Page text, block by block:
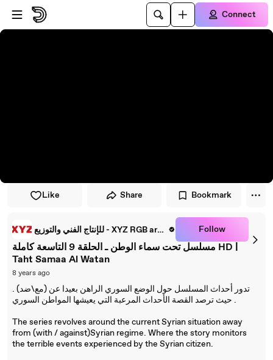
Skip to player
Skip to main content
Connect
Like Share Bookmark
للإنتاج الفني والتوزيع - XYZ RGB art Production Follow
مسلسل تحت سماء الوطن ـ الحلقة 9 التاسعة كاملة HD |
Taht Samaa Al Watan
8 years ago
تدور أحداث المسلسل حول الوضع السوري الراهن بعيدا عن (مع\ضد) .
حيث ترصد القصة الأحداث المرعبة التي يعيشها المواطن السوري .
The series revolves around the current Syrian situation away
from (with / against‫(‬Syrian regime. Where the story monitors
the terrible events experienced by the Syrian citizen.